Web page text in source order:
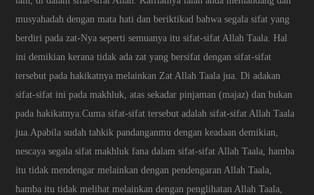
musyahadah dengan mata hati dan beriktikad bahwa segala sifat yang
berdiri pada zat-Nya seperti semuanya itu sifat-sifat Allah Taala. Hal
ini demikian kerana tidak ada zat yang bersifat dengan sifat-sifat
tersebut pada hakikatnya melainkan Zat Allah Taala jua. Di adakan
sifat-sifat ini pada makhluk, atas sekadar pinjaman (majaz) dan bukan
pada hakikatnya.Cuma sifat-sifat tersebut adalah sifat-sifat Allah Taala
jua.Apabila sudah tahkik pandanganmu dengan keadaan demikian,
nescaya segala sifat makhluk fana dalam sifat-sifat Allah Taala, hamba
itu tidak mendengar melainkan dengan pendengaran Allah Taala,
hamba itu tidak melihat melainkan dengan penglihatan Allah Taala,